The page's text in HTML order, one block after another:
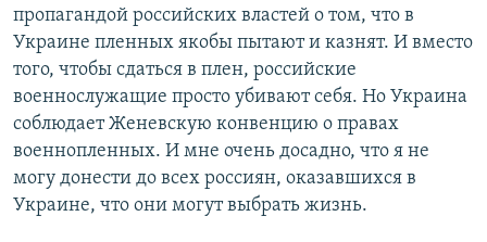
пропагандой российских властей о том, что в
Украине пленных якобы пытают и казнят. И вместо
того, чтобы сдаться в плен, российские
военнослужащие просто убивают себя. Но Украина
соблюдает Женевскую конвенцию о правах
военнопленных. И мне очень досадно, что я не
могу донести до всех россиян, оказавшихся в
Украине, что они могут выбрать жизнь.